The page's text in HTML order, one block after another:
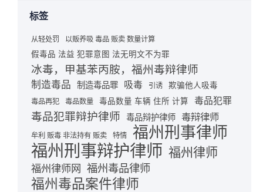
标签
从轻处罚 以贩养吸 毒品 贩卖 数量计算
假毒品 法益 犯罪意图 法无明文不为罪
冰毒，甲基苯丙胺，福州毒辩律师
制造毒品 制造毒品罪 吸毒 引诱 欺骗他人吸毒
毒品再犯 毒品数量 毒品数量 车辆 住所 计算 毒品犯罪
毒品犯罪辩护律师 毒品辩护律师 毒辩律师
牟利 贩毒 非法持有 贩卖 特情 福州刑事律师
福州刑事辩护律师 福州律师
福州律师网 福州毒品律师
福州毒品案件律师